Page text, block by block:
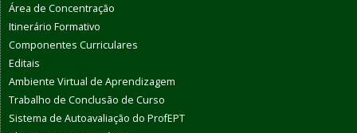
Área de Concentração
Itinerário Formativo
Componentes Curriculares
Editais
Ambiente Virtual de Aprendizagem
Trabalho de Conclusão de Curso
Sistema de Autoavaliação do ProfEPT